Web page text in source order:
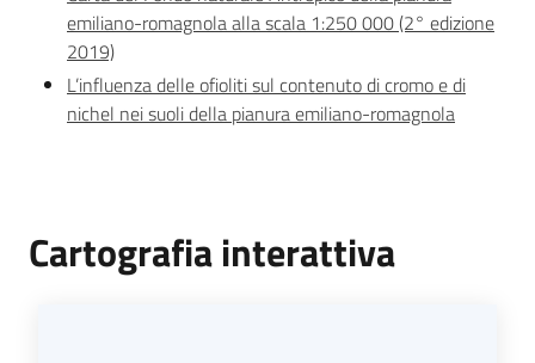
emiliano-romagnola alla scala 1:250 000 (2° edizione
2019)
L’influenza delle ofioliti sul contenuto di cromo e di
nichel nei suoli della pianura emiliano-romagnola
Cartografia interattiva